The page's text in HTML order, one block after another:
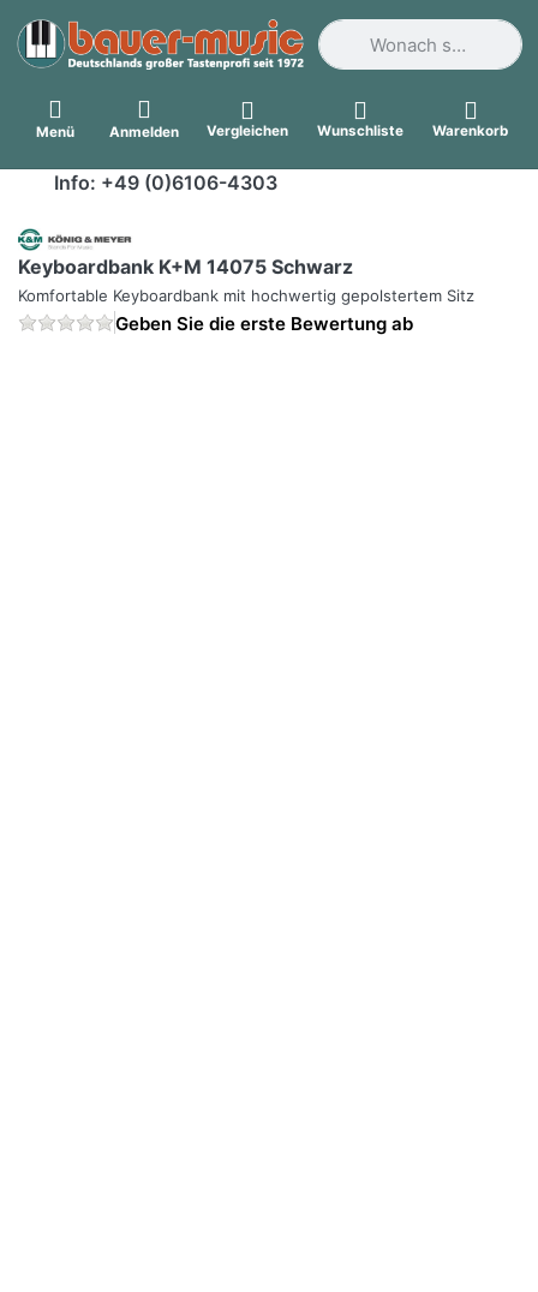
Geben Sie einen
Menü Anmelden Vergleichen Wunschliste Warenkorb
Info: +49 (0)6106-4303
Keyboardbank K+M 14075 Schwarz
Komfortable Keyboardbank mit hochwertig gepolstertem Sitz
Geben Sie die erste Bewertung ab